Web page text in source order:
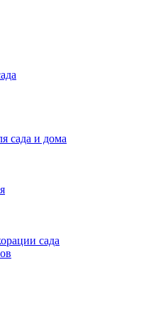
сада и дома
сада